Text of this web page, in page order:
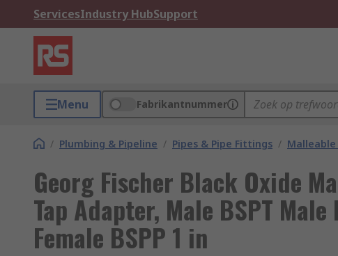
ServicesIndustry HubSupport
Menu Fabrikantnummer
/ Plumbing & Pipeline / Pipes & Pipe Fittings /
Georg Fischer Black Oxide
Tap Adapter, Male BSPT
Female BSPP 1 in